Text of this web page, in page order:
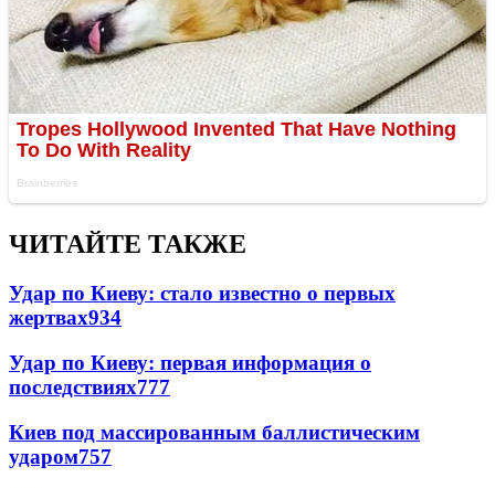
ЧИТАЙТЕ ТАКЖЕ
Удар по Киеву: стало известно о первых
жертвах934
Удар по Киеву: первая информация о
последствиях777
Киев под массированным баллистическим
ударом757